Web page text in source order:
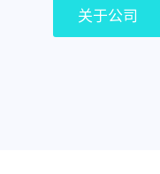
关于公司